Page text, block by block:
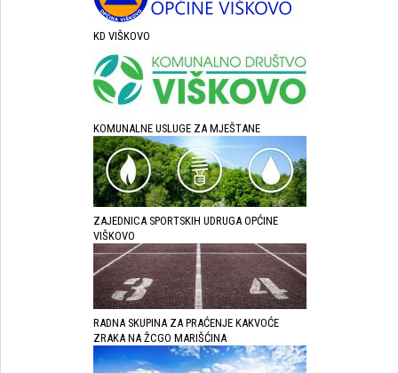
KD VIŠKOVO
KOMUNALNE USLUGE ZA MJEŠTANE
ZAJEDNICA SPORTSKIH UDRUGA OPĆINE
VIŠKOVO
RADNA SKUPINA ZA PRAĆENJE KAKVOĆE
ZRAKA NA ŽCGO MARIŠĆINA